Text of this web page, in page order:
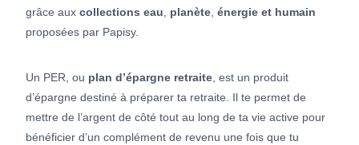
grâce aux collections eau planète énergie et humain
proposées par Papisy.
Un PER, ou plan d’épargne retraite , est un produit
d’épargne destiné à préparer ta retraite. Il te permet de
mettre de l’argent de côté tout au long de ta vie active pour
bénéficier d’un complément de revenu une fois que tu